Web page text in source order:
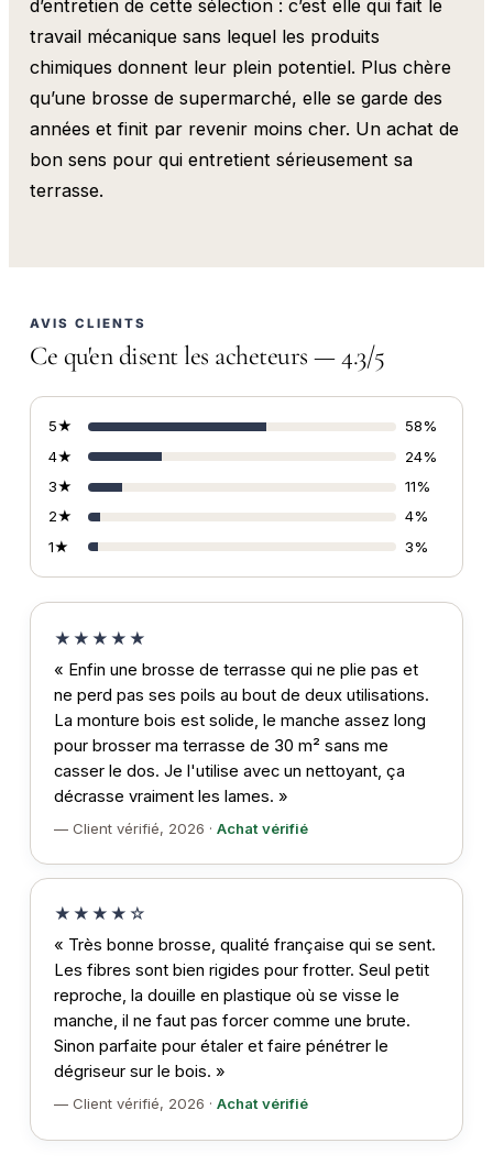
d’entretien de cette sélection : c’est elle qui fait le
travail mécanique sans lequel les produits
chimiques donnent leur plein potentiel. Plus chère
qu’une brosse de supermarché, elle se garde des
années et finit par revenir moins cher. Un achat de
bon sens pour qui entretient sérieusement sa
terrasse.
AVIS CLIENTS
Ce qu'en disent les acheteurs — 4.3/5
5★
58%
4★
24%
3★
11%
2★
4%
1★
3%
★★★★★
« Enfin une brosse de terrasse qui ne plie pas et
ne perd pas ses poils au bout de deux utilisations.
La monture bois est solide, le manche assez long
pour brosser ma terrasse de 30 m² sans me
casser le dos. Je l'utilise avec un nettoyant, ça
décrasse vraiment les lames. »
— Client vérifié, 2026 · Achat vérifié
★★★★☆
« Très bonne brosse, qualité française qui se sent.
Les fibres sont bien rigides pour frotter. Seul petit
reproche, la douille en plastique où se visse le
manche, il ne faut pas forcer comme une brute.
Sinon parfaite pour étaler et faire pénétrer le
dégriseur sur le bois. »
— Client vérifié, 2026 · Achat vérifié